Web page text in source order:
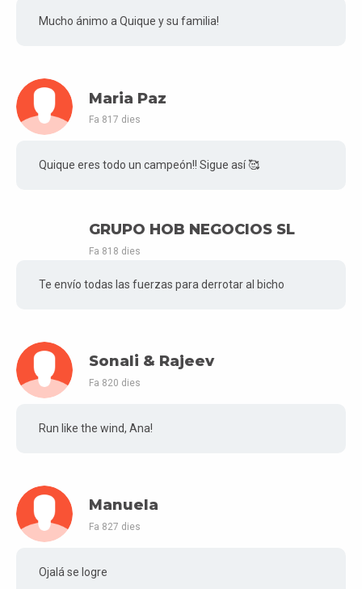
Mucho ánimo a Quique y su familia!
Maria Paz
Fa 817 dies
Quique eres todo un campeón!! Sigue así 🥰
GRUPO HOB NEGOCIOS SL
Fa 818 dies
Te envío todas las fuerzas para derrotar al bicho
Sonali & Rajeev
Fa 820 dies
Run like the wind, Ana!
Manuela
Fa 827 dies
Ojalá se logre